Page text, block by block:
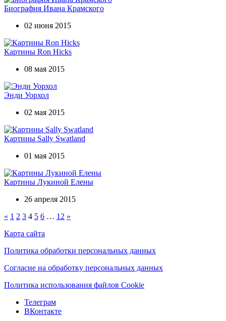
Биография Ивана Крамского
02 июня 2015
Картины Ron Hicks
08 мая 2015
Энди Уорхол
02 мая 2015
Картины Sally Swatland
01 мая 2015
Картины Лукиной Елены
26 апреля 2015
« 1 2 3 4 5 6 … 12 »
Карта сайта
Политика обработки персональных данных
Согласие на обработку персональных данных
Политика использования файлов Cookie
Телеграм
ВКонтакте